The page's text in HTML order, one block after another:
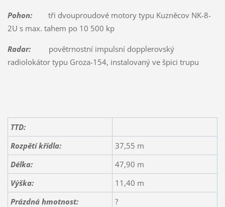
Pohon:tři dvouproudové motory typu Kuzněcov NK-8-
2U s max. tahem po 10 500 kp
Radar:povětrnostní impulsní dopplerovský
radiolokátor typu Groza-154, instalovaný ve špici trupu
TTD:
Rozpětí křídla:
37,55 m
Délka:
47,90 m
Výška:
11,40 m
Prázdná hmotnost:
?